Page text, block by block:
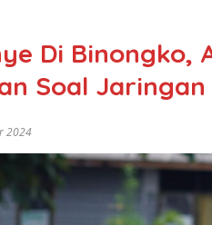
Di Binongko,
Soal
2024